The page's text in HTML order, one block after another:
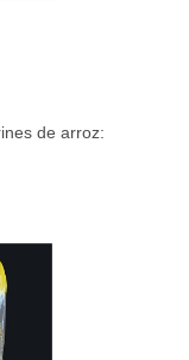
de arroz: